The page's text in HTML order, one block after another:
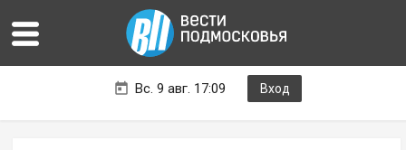
Вс. 9 авг. 17:09 Вход